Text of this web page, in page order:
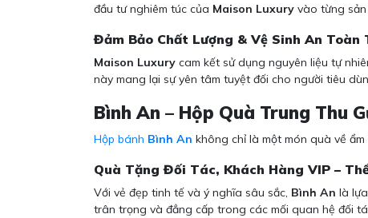
đầu tư nghiêm túc của Maison Luxury vào từng sản
Đảm Bảo Chất Lượng & Vệ Sinh An Toàn
Maison Luxury cam kết sử dụng nguyên liệu tự
này mang lại sự yên tâm tuyệt đối cho người tiêu
Bình An – Hộp Quà Trung Thu
Hộp bánh Bình An không chỉ là một món quà về
Quà Tặng Đối Tác, Khách Hàng VIP –
Với vẻ đẹp tinh tế và ý nghĩa sâu sắc, Bình An là
trân trọng và đẳng cấp trong các mối quan hệ đối